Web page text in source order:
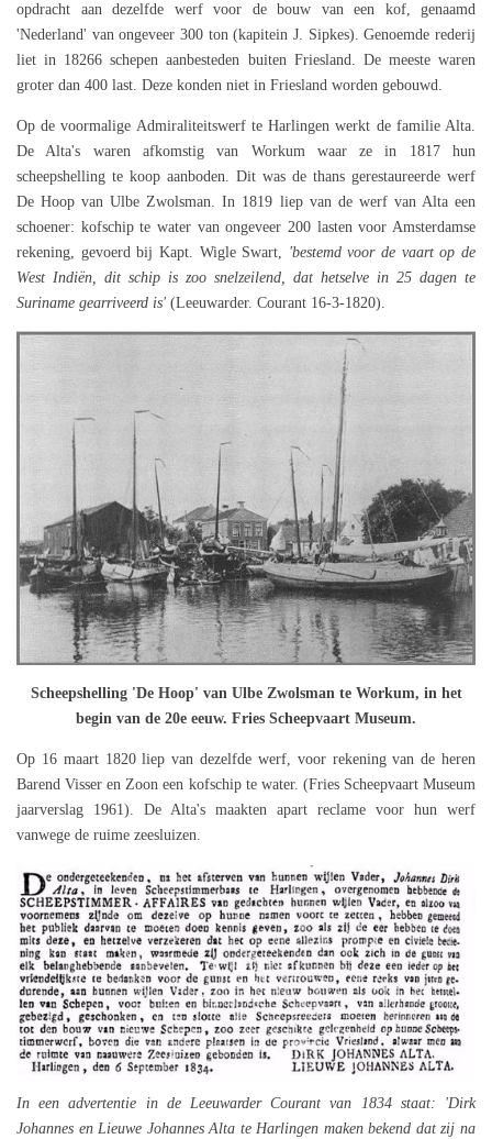
opdracht aan dezelfde werf voor de bouw van een kof, genaamd
'Nederland' van ongeveer 300 ton (kapitein J. Sipkes). Genoemde rederij
liet in 18266 schepen aanbesteden buiten Friesland. De meeste waren
groter dan 400 last. Deze konden niet in Friesland worden gebouwd.
Op de voormalige Admiraliteitswerf te Harlingen werkt de familie Alta.
De Alta's waren afkomstig van Workum waar ze in 1817 hun
scheepshelling te koop aanboden. Dit was de thans gerestaureerde werf
De Hoop van Ulbe Zwolsman. In 1819 liep van de werf van Alta een
schoener: kofschip te water van ongeveer 200 lasten voor Amsterdamse
rekening, gevoerd bij Kapt. Wigle Swart, 'bestemd voor de vaart op de
West Indiën, dit schip is zoo snelzeilend, dat hetselve in 25 dagen te
Suriname gearriveerd is' (Leeuwarder. Courant 16-3-1820).
Scheepshelling 'De Hoop' van Ulbe Zwolsman te Workum, in het
begin van de 20e eeuw. Fries Scheepvaart Museum.
Op 16 maart 1820 liep van dezelfde werf, voor rekening van de heren
Barend Visser en Zoon een kofschip te water. (Fries Scheepvaart Museum
jaarverslag 1961). De Alta's maakten apart reclame voor hun werf
vanwege de ruime zeesluizen.
In een advertentie in de Leeuwarder Courant van 1834 staat: 'Dirk
Johannes en Lieuwe Johannes Alta te Harlingen maken bekend dat zij na